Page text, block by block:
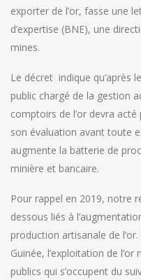
exporter de l’or, fasse une
d’expertise (BNE), une
mines.
Le décret indique qu’après
public chargé de la gestion
comptoirs de l’or devra
son évaluation avant toute
augmente la batterie de
minière et bancaire.
Pour rappel en 2019, notre
dessous liés à
production artisanale de
Guinée, l’exploitation de
publics qui s’occupent du